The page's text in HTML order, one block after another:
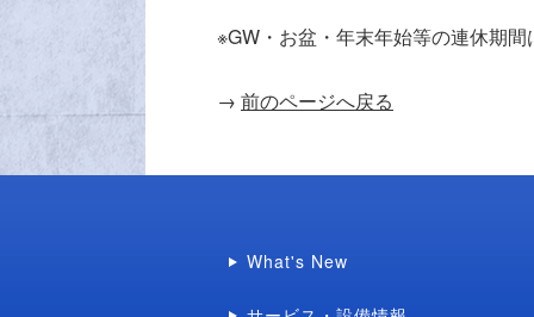
※GW・お盆・年末年始等の連休期
→ 前のページへ戻る
What's New